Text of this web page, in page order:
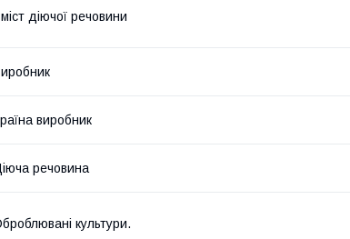
діючої речовини
виробник
речовина
культури.